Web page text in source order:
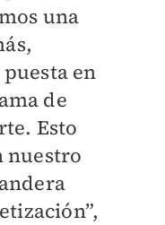
una
en
de
Esto
nuestro